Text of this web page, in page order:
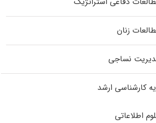
زنان
نساجی
کارشناسی ارشد
اطلاعاتی